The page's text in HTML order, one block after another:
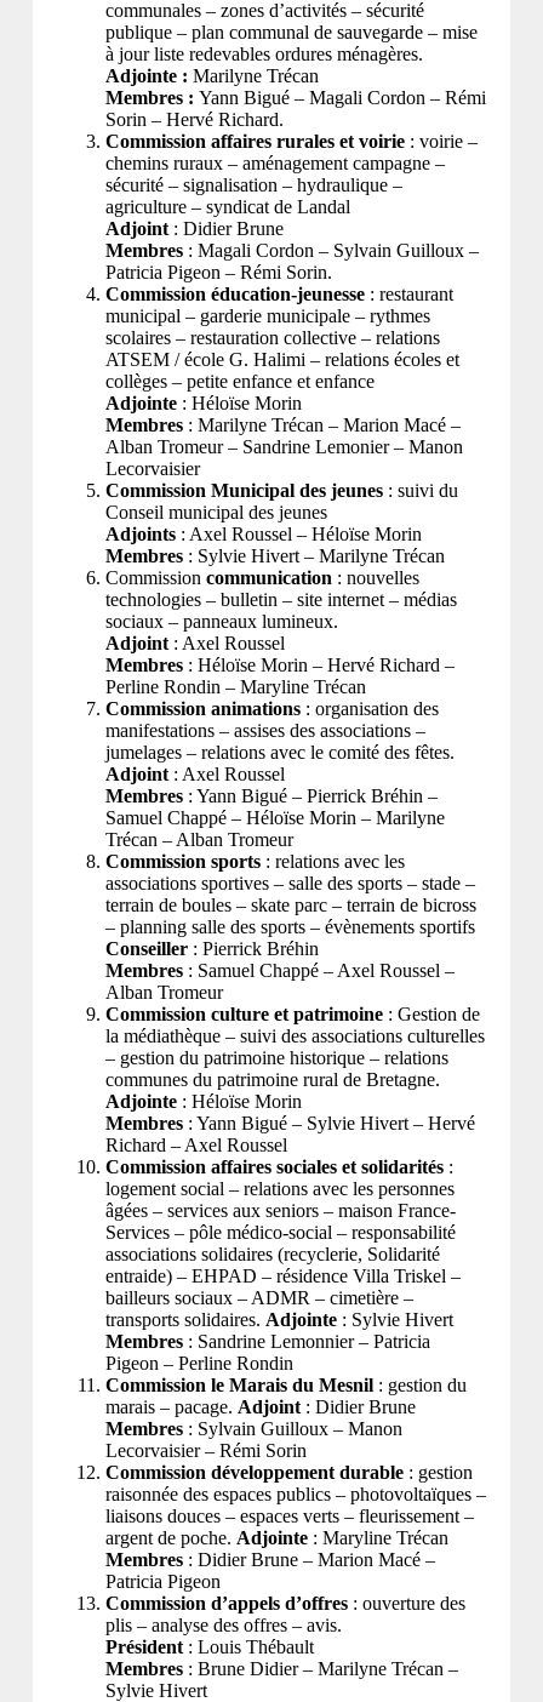
communales – zones d’activités – sécurité
publique – plan communal de sauvegarde – mise
à jour liste redevables ordures ménagères.
Adjointe : Marilyne Trécan
Membres : Yann Bigué – Magali Cordon – Rémi
Sorin – Hervé Richard.
Commission affaires rurales et voirie : voirie –
chemins ruraux – aménagement campagne –
sécurité – signalisation – hydraulique –
agriculture – syndicat de Landal
Adjoint : Didier Brune
Membres: Magali Cordon – Sylvain Guilloux –
Patricia Pigeon – Rémi Sorin.
Commission éducation-jeunesse: restaurant
municipal – garderie municipale – rythmes
scolaires – restauration collective – relations
ATSEM / école G. Halimi – relations écoles et
collèges – petite enfance et enfance
Adjointe: Héloïse Morin
Membres : Marilyne Trécan – Marion Macé –
Alban Tromeur – Sandrine Lemonier – Manon
Lecorvaisier
Commission Municipal des jeunes: suivi du
Conseil municipal des jeunes
Adjoints : Axel Roussel – Héloïse Morin
Membres : Sylvie Hivert – Marilyne Trécan
Commission communication : nouvelles
technologies – bulletin – site internet – médias
sociaux – panneaux lumineux.
Adjoint : Axel Roussel
Membres : Héloïse Morin – Hervé Richard –
Perline Rondin – Maryline Trécan
Commission animations : organisation des
manifestations – assises des associations –
jumelages – relations avec le comité des fêtes.
Adjoint : Axel Roussel
Membres : Yann Bigué – Pierrick Bréhin –
Samuel Chappé – Héloïse Morin – Marilyne
Trécan – Alban Tromeur
Commission sports : relations avec les
associations sportives – salle des sports – stade –
terrain de boules – skate parc – terrain de bicross
– planning salle des sports – évènements sportifs
Conseiller : Pierrick Bréhin
Membres: Samuel Chappé – Axel Roussel –
Alban Tromeur
Commission culture et patrimoine : Gestion de
la médiathèque – suivi des associations culturelles
– gestion du patrimoine historique – relations
communes du patrimoine rural de Bretagne.
Adjointe : Héloïse Morin
Membres : Yann Bigué – Sylvie Hivert – Hervé
Richard – Axel Roussel
Commission affaires sociales et solidarités:
logement social – relations avec les personnes
âgées – services aux seniors – maison France-
Services – pôle médico-social – responsabilité
associations solidaires (recyclerie, Solidarité
entraide) – EHPAD – résidence Villa Triskel –
bailleurs sociaux – ADMR – cimetière –
transports solidaires. Adjointe : Sylvie Hivert
Membres : Sandrine Lemonnier – Patricia
Pigeon – Perline Rondin
Commission le Marais du Mesnil: gestion du
marais – pacage. Adjoint : Didier Brune
Membres : Sylvain Guilloux – Manon
Lecorvaisier – Rémi Sorin
Commission développement durable: gestion
raisonnée des espaces publics – photovoltaïques –
liaisons douces – espaces verts – fleurissement –
argent de poche. Adjointe : Maryline Trécan
Membres : Didier Brune – Marion Macé –
Patricia Pigeon
Commission d’appels d’offres : ouverture des
plis – analyse des offres – avis.
Président : Louis Thébault
Membres : Brune Didier – Marilyne Trécan –
Sylvie Hivert